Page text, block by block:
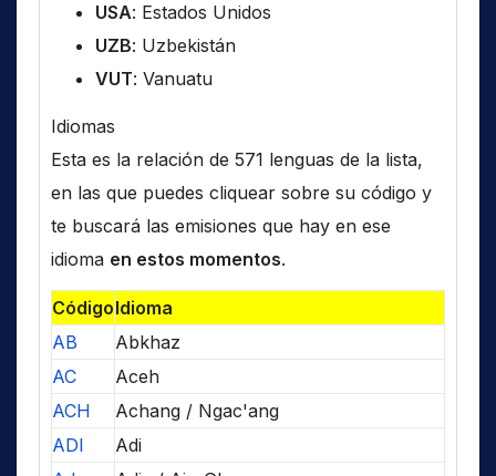
USA: Estados Unidos
UZB: Uzbekistán
VUT: Vanuatu
Idiomas
Esta es la relación de 571 lenguas de la lista,
en las que puedes cliquear sobre su código y
te buscará las emisiones que hay en ese
idioma en estos momentos.
CódigoIdioma
AB
Abkhaz
AC
Aceh
ACH
Achang / Ngac'ang
ADI
Adi